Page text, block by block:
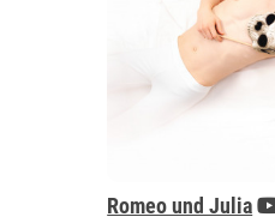
Romeo und Julia